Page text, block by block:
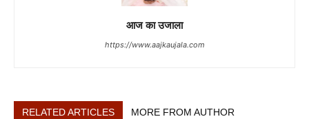
आज का उजाला
https://www.aajkaujala.com
RELATED ARTICLES MORE FROM AUTHOR